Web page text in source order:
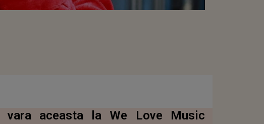
vara aceasta la We Love Music